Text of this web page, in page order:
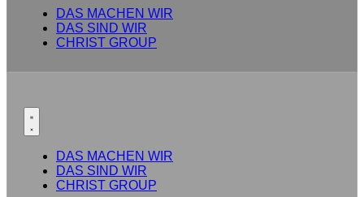
DAS MACHEN WIR
DAS SIND WIR
CHRIST GROUP
DAS MACHEN WIR
DAS SIND WIR
CHRIST GROUP